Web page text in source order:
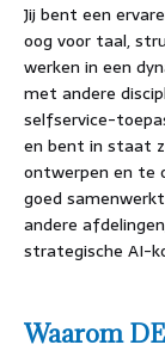
Jij bent een
oog voor taal,
werken in een
met andere
selfservice-
en bent in staat
ontwerpen en te
goed
andere
strategische AI-
Waarom